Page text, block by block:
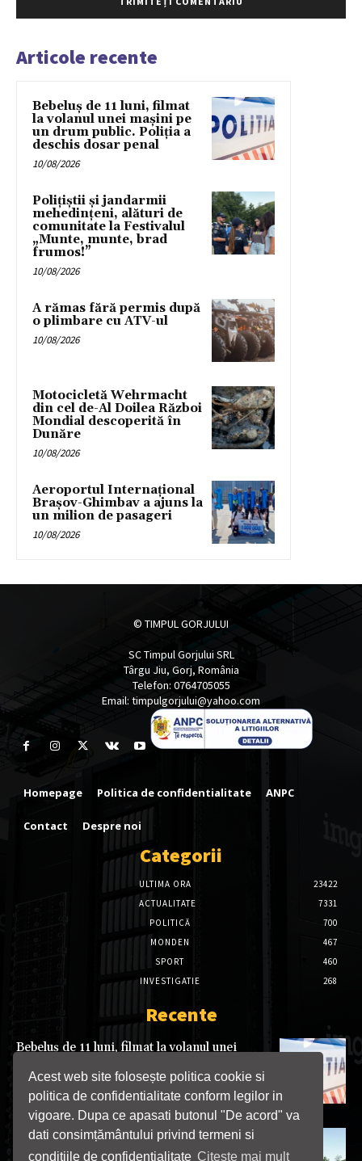
Acest web site folosește politica cookie si
politica de confidentialitate conform legilor in
vigoare. Dupa ce apasati butonul "De acord" va
dati consimțământului privind termeni si
conditiile de confidentialitate Citeste mai mult
Articole recente
Bebeluș de 11 luni, filmat
la volanul unei mașini pe
un drum public. Poliția a
deschis dosar penal
10/08/2026
Polițiștii și jandarmii
mehedințeni, alături de
comunitate la Festivalul
„Munte, munte, brad
frumos!”
10/08/2026
A rămas fără permis după
o plimbare cu ATV-ul
10/08/2026
Motocicletă Wehrmacht
din cel de-Al Doilea Război
Mondial descoperită în
Dunăre
10/08/2026
Aeroportul Internațional
Brașov-Ghimbav a ajuns la
un milion de pasageri
10/08/2026
© TIMPUL GORJULUI
SC Timpul Gorjului SRL
Târgu Jiu, Gorj, România
Telefon: 0764705055
Email: timpulgorjului@yahoo.com
Homepage Politica de confidentialitate ANPC
Contact Despre noi
Categorii
ULTIMA ORA
23422
ACTUALITATE
7331
POLITICĂ
700
MONDEN
467
SPORT
460
INVESTIGATIE
268
Recente
Bebeluș de 11 luni, filmat la volanul unei
dosar penal
10/08/2026
Polițiștii și jandarmii mehedințeni, alături de
comunitate la Festivalul „Munte, munte, brad